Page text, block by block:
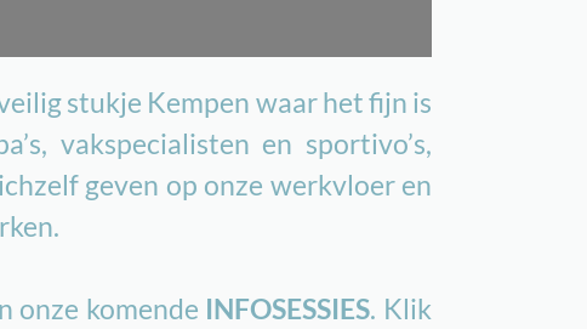
stukje Kempen waar het fijn is
vakspecialisten en sportivo’s,
geven op onze werkvloer en
onze komende INFOSESSIES. Klik